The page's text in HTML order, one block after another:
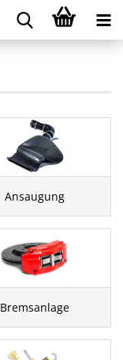
Ansaugung
Bremsanlage